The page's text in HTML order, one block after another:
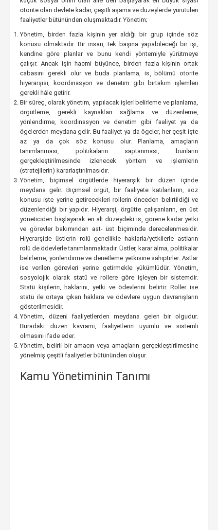
otorite olan devlete kadar, çeşitli aşama ve düzeylerde yürütülen
faaliyetler bütününden oluşmaktadır. Yönetim;
Yönetim, birden fazla kişinin yer aldığı bir grup içinde söz
konusu olmaktadır. Bir insan, tek başına yapabileceği bir işi,
kendine göre planlar ve bunu kendi yöntemiyle yürütmeye
çalışır. Ancak işin hacmi büyünce, birden fazla kişinin ortak
cabasını gerekli olur ve buda planlama, is¸ bölümü otorite
hiyerarşisi, koordinasyon ve denetim gibi birtakım işlemleri
gerekli hâle getirir.
Bir süreç¸ olarak yönetim, yapılacak işleri belirleme ve planlama,
örgütleme, gerekli kaynakları sağlama ve düzenleme,
yönlendirme, koordinasyon ve denetim gibi faaliyet ya da
ögelerden meydana gelir. Bu faaliyet ya da ögeler, her çeşit işte
az ya da çok söz konusu olur. Planlama, amaçların
tanımlanması, politikaların saptanması, bunların
gerçekleştirilmesinde izlenecek yöntem ve işlemlerin
(stratejilerin) kararlaştırılmasıdır.
Yönetim, biçimsel örgütlerde hiyerarşik bir düzen içinde
meydana gelir. Biçimsel örgüt, bir faaliyete katılanların, söz
konusu işte yerine getirecekleri rollerin önceden belirtildiği ve
düzenlendiği bir yapıdır. Hiyerarşi, örgütte çalışanların, en üst
yöneticiden başlayarak en alt düzeydeki is¸ görene kadar yetki
ve görevler bakımından ast- üst biçiminde derecelenmesidir.
Hiyerarşide üstlerin rolü genellikle haklarla/yetkilerle astların
rolü de ödevlerle tanımlanmaktadır. Üstler, karar alma, politikalar
belirleme, yönlendirme ve denetleme yetkisine sahiptirler. Astlar
ise verilen görevleri yerine getirmekle yükümlüdür. Yönetim,
sosyolojik olarak statü ve rollere göre işleyen bir sistemdir.
Statü kişilerin, haklarını, yetki ve ödevlerini belirtir. Roller ise
statü ile ortaya çıkan haklara ve ödevlere uygun davranışların
gösterilmesidir.
Yönetim, düzeni faaliyetlerden meydana gelen bir olgudur.
Buradaki düzen kavramı, faaliyetlerin uyumlu ve sistemli
olmasını ifade eder.
Yönetim, belirli bir amacın veya amaçların gerçekleştirilmesine
yönelmiş çeşitli faaliyetler bütününden oluşur.
Kamu Yönetiminin Tanımı